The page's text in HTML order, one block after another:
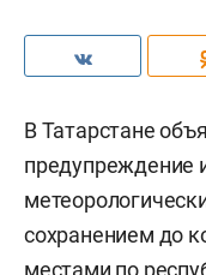
В Татарстане
предупреждение
сохранением до
местами по